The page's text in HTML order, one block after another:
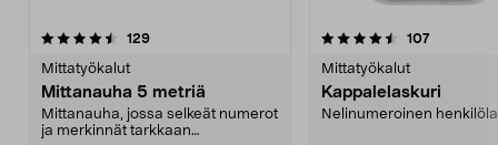
129arvostelut
Mittatyökalut
Mittanauha 5 metriä
Mittanauha, jossa selkeät numerot
ja merkinnät tarkkaan
4.5 viidestä
107arvostelut
Mittatyökalut
Kappalelaskuri
Nelinumeroinen
5.0 viidestä